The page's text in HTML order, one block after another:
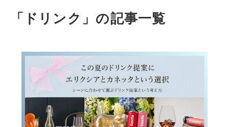
「ドリンク」の記事一覧